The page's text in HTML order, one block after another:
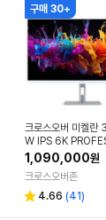
구매 30+
크로스오버 미켈란
W IPS 6K
AL 80~81cm(32
1,090,000원
크로스오버존
4.66 (41)